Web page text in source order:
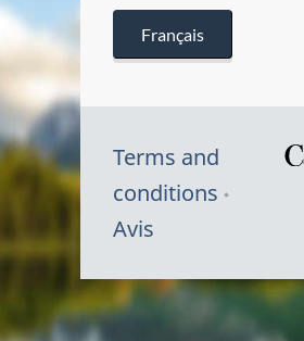
Français
Terms and
conditions
Avis